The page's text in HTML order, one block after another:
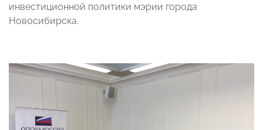
инвестиционной политики мэрии города
Новосибирска.